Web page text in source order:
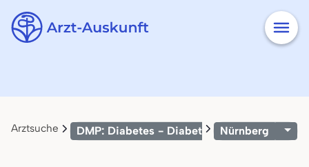
Arztsuche DMP: Diabetes - Diabetikerschulung ohne
Nürnberg